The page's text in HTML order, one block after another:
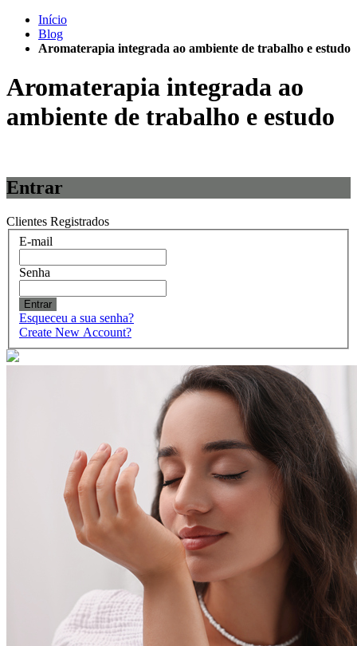
Início
Blog
Aromaterapia integrada ao ambiente de trabalho e estudo
Aromaterapia integrada ao
ambiente de trabalho e estudo
Entrar
Clientes Registrados
E-mail
Senha
Entrar
Esqueceu a sua senha?
Create New Account?